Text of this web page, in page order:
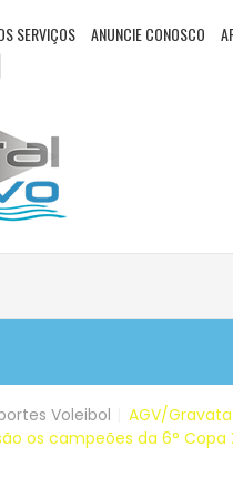
SERVIÇOS ANUNCIE CONOSCO
Voleibol
AGV/
os campeões da 6° Copa